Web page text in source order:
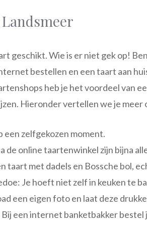
geschikt. Wie is er niet gek op!
bestellen en een taart aan
heb je het voordeel van
Hieronder vertellen we je
een zelfgekozen moment.
de online taartenwinkel zijn bijna
taart met dadels en Bossche bol,
Je hoeft niet zelf in keuken te
een eigen foto en laat deze
een internet banketbakker